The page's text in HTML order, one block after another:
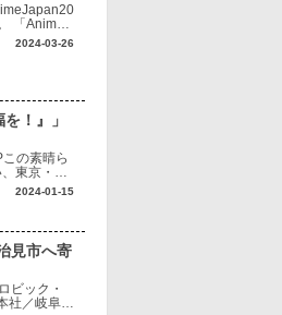
「AnimeJ
2024-03-26
！』」
の素晴ら
東京・お
2024-01-15
見市へ寄
ビック・
社／岐阜県